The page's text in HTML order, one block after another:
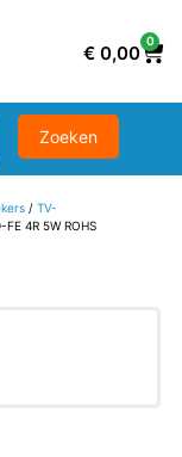
€ 0,00
0
/ TV-
4R 5W ROHS